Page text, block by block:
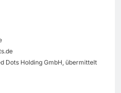
Dots Holding GmbH, übermittelt